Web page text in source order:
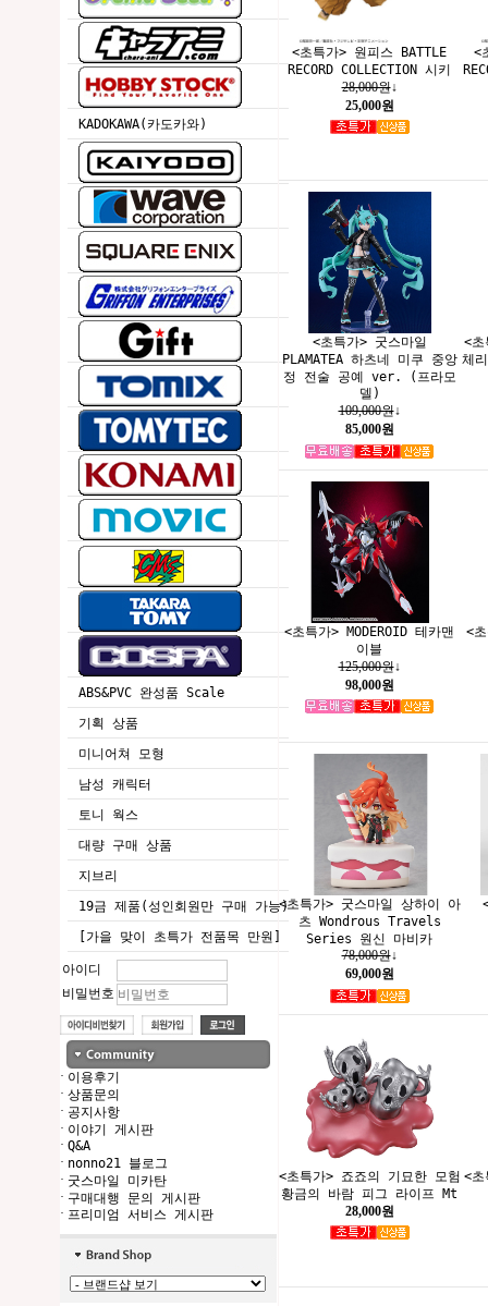
KADOKAWA(카도카와)
ABS&PVC 완성품 Scale
기획 상품
미니어쳐 모형
남성 캐릭터
토니 웍스
대량 구매 상품
지브리
19금 제품(성인회원만 구매 가능)
[가을 맞이 초특가 전품목 만원]
아이디
비밀번호
· 이용후기
· 상품문의
· 공지사항
· 이야기 게시판
· Q&A
· nonno21 블로그
· 굿스마일 미카탄
· 구매대행 문의 게시판
· 프리미엄 서비스 게시판
<초특가> 원피스 BATTLE
RECORD COLLECTION 시키
28,000원↓
25,000원
<
<초특가> 굿스마일
PLAMATEA 하츠네 미쿠 중앙
정 전술 공예 ver. (프라모
델)
109,000원↓
85,000원
<
체
<초특가> MODEROID 테카맨
이블
125,000원↓
98,000원
<
<초특가> 굿스마일 상하이 아
츠 Wondrous Travels
Series 원신 마비카
78,000원↓
69,000원
<초특가> 죠죠의 기묘한 모험
황금의 바람 피그 라이프 Mt
28,000원
<